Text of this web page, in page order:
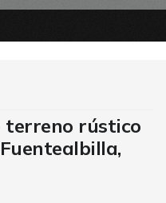
terreno rústico